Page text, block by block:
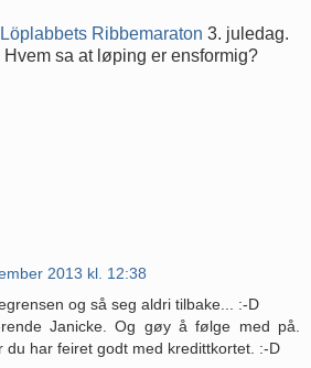
Löplabbets Ribbemaraton 3. juledag.
Hvem sa at løping er ensformig?
2013 kl. 12:38
og så seg aldri tilbake... :-D
Janicke. Og gøy å følge med på.
du har feiret godt med kredittkortet. :-D